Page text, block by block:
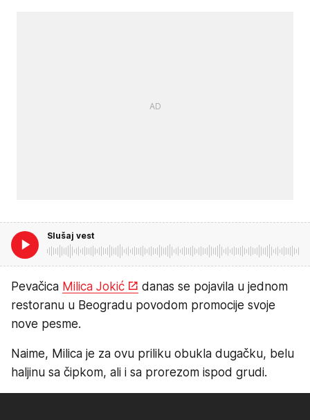
Slušaj vest
Pevačica Milica Jokić
danas se pojavila u jednom
restoranu u Beogradu povodom promocije svoje
nove pesme.
Naime, Milica je za ovu priliku obukla dugačku, belu
haljinu sa čipkom, ali i sa prorezom ispod grudi.